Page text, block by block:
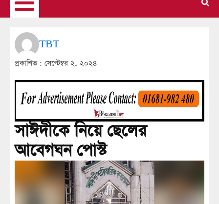
TBT
প্রকাশিত : সেপ্টেম্বর ২, ২০২৪
সাঈদীকে নিয়ে ছেলের
আবেগঘন পোস্ট